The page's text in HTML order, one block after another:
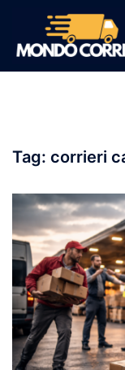
contenuto
Tag: corrieri